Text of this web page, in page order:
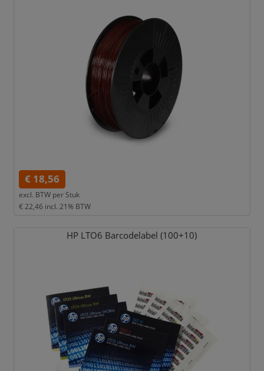
€ 18,56
excl. BTW per Stuk
€ 22,46 incl. 21% BTW
HP LTO6 Barcodelabel (100+10)